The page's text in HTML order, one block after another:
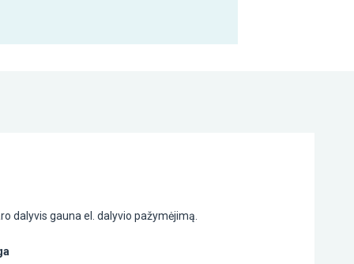
dalyvis gauna el. dalyvio pažymėjimą.